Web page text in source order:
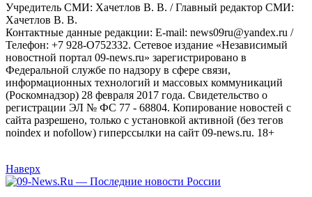
Учредитель СМИ: Хaчeтлoв B. B. / Главный редактор СМИ:
Хaчeтлoв B. B.
Контактные данные редакции: E-mail: news09ru@yandex.ru /
Телефон: +7 928-O752332. Сетевое издание «Независимый
новостной портал 09-news.ru» зарегистрировано в
Федеральной службе по надзору в сфере связи,
информационных технологий и массовых коммуникаций
(Роскомнадзор) 28 февраля 2017 года. Свидетельство о
регистрации ЭЛ № ФС 77 - 68804. Копирование новостей с
сайта разрешено, только с установкой активной (без тегов
noindex и nofollow) гиперссылки на сайт 09-news.ru. 18+
Наверх